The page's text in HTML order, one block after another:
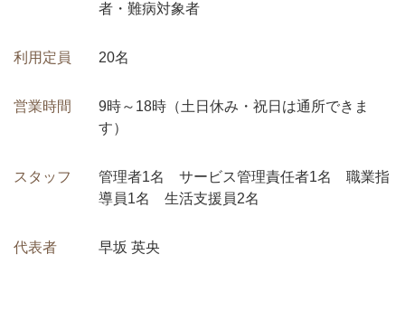
者・難病対象者
利用定員 20名
営業時間
9時～18時（土日休み・祝日は通所できま
す）
スタッフ
管理者1名 サービス管理責任者1名 職業指
導員1名 生活支援員2名
代表者 早坂 英央